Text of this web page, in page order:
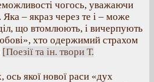
чогось, уважаючи
– якраз через те і – може
що втомлюють, і вичерпують
хто одержимий страхом
[Поезії та ін. твори Т.
ось якої нової раси «дух